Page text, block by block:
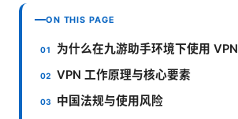
ON THIS PAGE
为什么在九游助手环境下使用 VPN
VPN 工作原理与核心要素
中国法规与使用风险